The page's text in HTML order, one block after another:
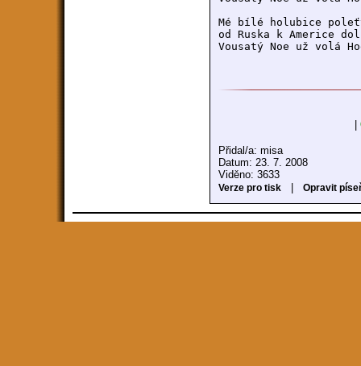
Mé bílé holubice
od Ruska k Americe
Vousatý Noe už volá
Přidal/a: misa
Datum: 23. 7. 2008
Viděno: 3633
Verze pro tisk Opravit